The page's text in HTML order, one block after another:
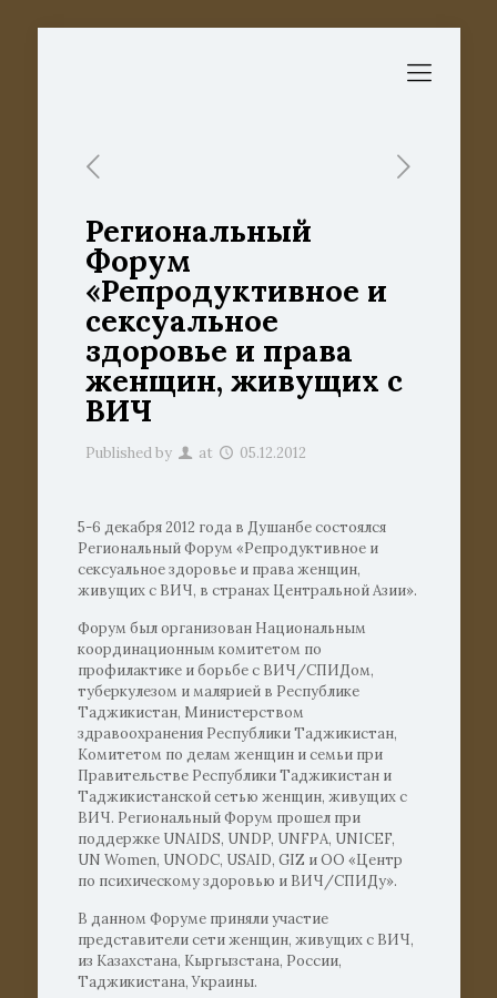
Региональный
Форум
«Репродуктивное и
сексуальное
здоровье и права
женщин, живущих с
ВИЧ
Published by at 05.12.2012
5-6 декабря 2012 года в Душанбе состоялся
Региональный Форум «Репродуктивное и
сексуальное здоровье и права женщин,
живущих с ВИЧ, в странах Центральной Азии».
Форум был организован Национальным
координационным комитетом по
профилактике и борьбе с ВИЧ/СПИДом,
туберкулезом и малярией в Республике
Таджикистан, Министерством
здравоохранения Республики Таджикистан,
Комитетом по делам женщин и семьи при
Правительстве Республики Таджикистан и
Таджикистанской сетью женщин, живущих с
ВИЧ. Региональный Форум прошел при
поддержке UNAIDS, UNDP, UNFPA, UNICEF,
UN Women, UNODC, USAID, GIZ и ОО «Центр
по психическому здоровью и ВИЧ/СПИДу».
В данном Форуме приняли участие
представители сети женщин, живущих с ВИЧ,
из Казахстана, Кыргызстана, России,
Таджикистана, Украины.